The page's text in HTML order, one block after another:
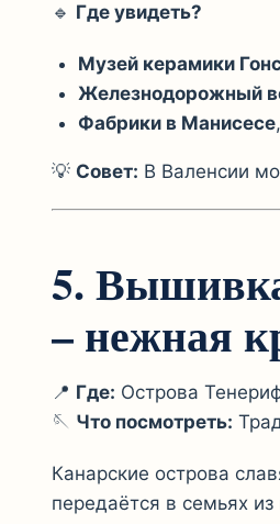
🔹 Где увидеть?
Музей керамики
Железнодорожный
Фабрики в Манисесе
💡 Совет: В Валенсии
5.
– нежная
📍 Где: Острова
🪡 Что посмотреть:
Канарские острова
передаётся в семьях